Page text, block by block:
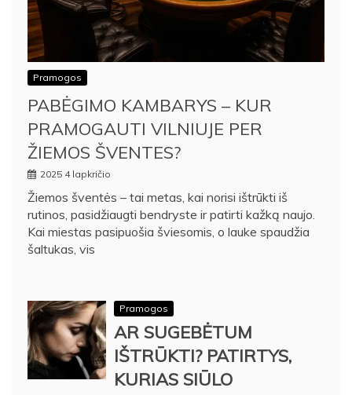
Pramogos
PABĖGIMO KAMBARYS – KUR
PRAMOGAUTI VILNIUJE PER
ŽIEMOS ŠVENTES?
2025 4 lapkričio
Žiemos šventės – tai metas, kai norisi ištrūkti iš
rutinos, pasidžiaugti bendryste ir patirti kažką naujo.
Kai miestas pasipuošia šviesomis, o lauke spaudžia
šaltukas, vis
Pramogos
AR SUGEBĖTUM
IŠTRŪKTI? PATIRTYS,
KURIAS SIŪLO